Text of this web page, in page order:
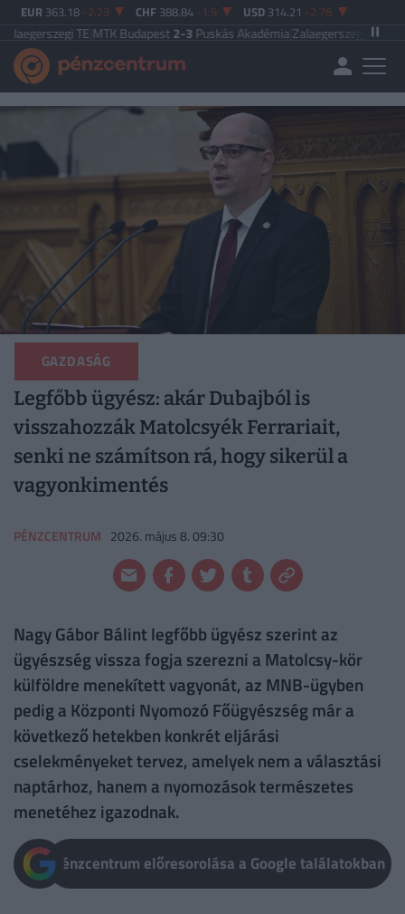
EUR 363.18 -2.23 CHF 388.84 -1.5 USD 314.21 -2.76
TE|MTK Budapest2-3Puskás Akadémia|Zalaegerszegi TE5-2Paksi FC
GAZDASÁG
Legfőbb ügyész: akár Dubajból is
visszahozzák Matolcsyék Ferrariait,
senki ne számítson rá, hogy sikerül a
vagyonkimentés
PÉNZCENTRUM 2026. május 8. 09:30
Nagy Gábor Bálint legfőbb ügyész szerint az
ügyészség vissza fogja szerezni a Matolcsy-kör
külföldre menekített vagyonát, az MNB-ügyben
pedig a Központi Nyomozó Főügyészség már a
következő hetekben konkrét eljárási
cselekményeket tervez, amelyek nem a választási
naptárhoz, hanem a nyomozások természetes
menetéhez igazodnak.
Pénzcentrum előresorolása a Google találatokban